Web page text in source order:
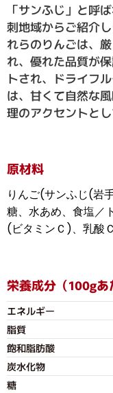
「サンふじ」と呼
刺地域からご紹介
れらのりんごは、
れ、優れた品質が
トされ、ドライフ
は、甘くて自然な
理のアクセントとし
原材料
りんご(サンふじ(岩
糖、水あめ、食塩／
(ビタミンＣ)、乳酸
栄養成分（100gあ
エネルギー
脂質
飽和脂肪酸
炭水化物
糖